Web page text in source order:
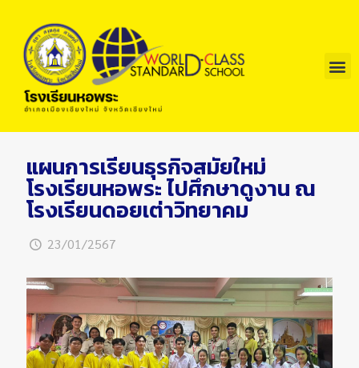
แผนการเรียนธุรกิจสมัยใหม่
โรงเรียนหอพระ ไปศึกษาดูงาน ณ
โรงเรียนดอยเต่าวิทยาคม
23/01/2567